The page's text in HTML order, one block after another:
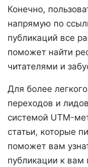
Конечно,
напрямую по
публикаций все
поможет найти
читателями и
Для более
переходов и
системой UTM-
статьи, которые
поможет вам
публикации к вам